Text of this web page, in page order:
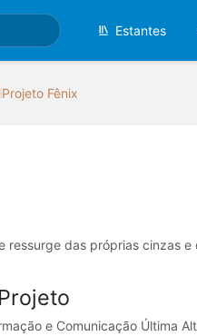
Estantes
Projeto Fênix
ressurge das próprias cinzas
e Comunicação Última